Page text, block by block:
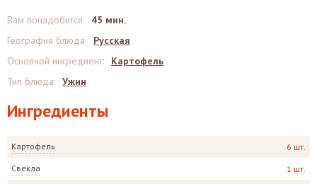
Ингредиенты
Картофель 6 шт.
Свекла 1 шт.
Вам понадобится:
45 мин.
География блюда:
Русская
Основной ингредиент:
Картофель
Тип блюда: Ужин